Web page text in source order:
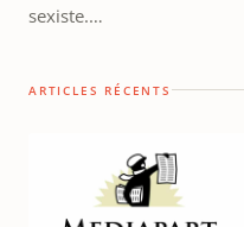
sexiste.…
ARTICLES RÉCENTS